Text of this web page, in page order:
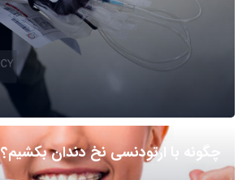
چگونه با ارتودنسی نخ دندان بکشیم؟